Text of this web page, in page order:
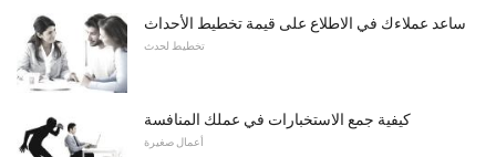
ساعد عملاءك في الاطلاع على قيمة تخطيط الأحداث
تخطيط لحدث
كيفية جمع الاستخبارات في عملك المنافسة
أعمال صغيرة